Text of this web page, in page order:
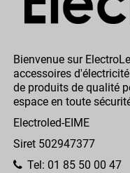
Bienvenue sur
accessoires
de produits de qualité
espace en toute
Electroled-EIME
Siret 502947377
Tel: 01 85 50 00 47